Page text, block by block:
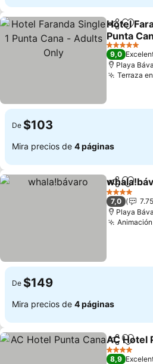
Compartir
Hotel
Punta
Ver precios
5 Estrellas
9,0
Playa
Terraza
De $103
Mira precios de 4 páginas
Compartir
4 Estrellas
7,0
Playa
De $149
Mira precios de 4 páginas
Compartir
AC Hotel
4 Estrellas
8,9